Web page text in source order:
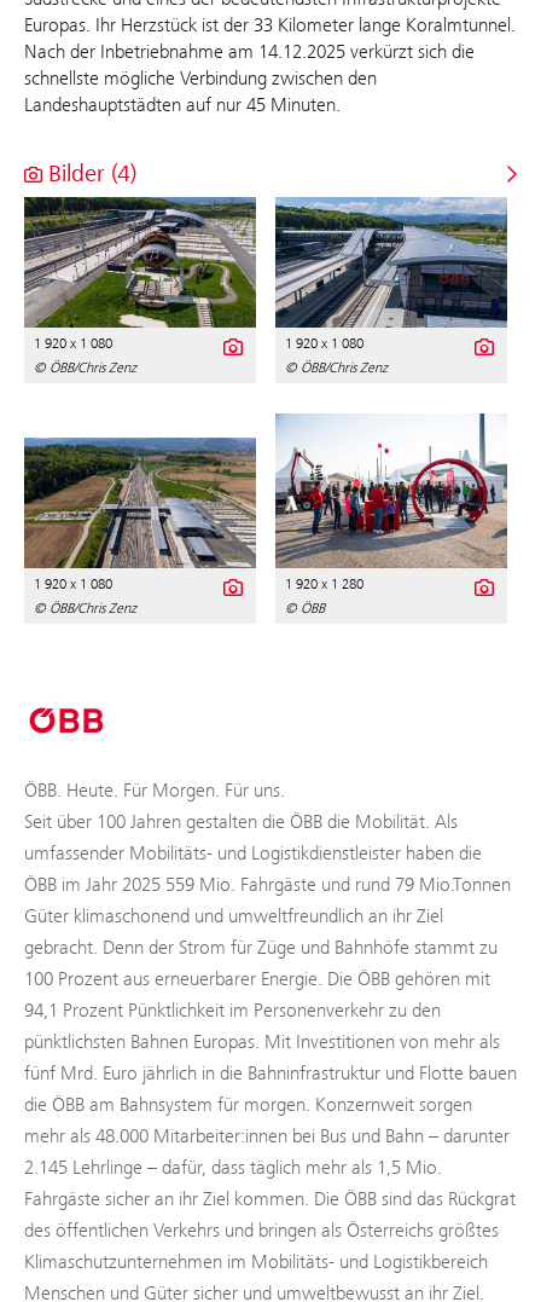
Europas. Ihr Herzstück ist der 33 Kilometer lange Koralmtunnel.
Nach der Inbetriebnahme am 14.12.2025 verkürzt sich die
schnellste mögliche Verbindung zwischen den
Landeshauptstädten auf nur 45 Minuten.
Bilder (4)
1 920 x 1 080
© ÖBB/Chris Zenz
1 920 x 1 080
© ÖBB/Chris Zenz
1 920 x 1 080
© ÖBB/Chris Zenz
1 920 x 1 280
© ÖBB
ÖBB. Heute. Für Morgen. Für uns.
Seit über 100 Jahren gestalten die ÖBB die Mobilität. Als
umfassender Mobilitäts- und Logistikdienstleister haben die
ÖBB im Jahr 2025 559 Mio. Fahrgäste und rund 79 Mio.Tonnen
Güter klimaschonend und umweltfreundlich an ihr Ziel
gebracht. Denn der Strom für Züge und Bahnhöfe stammt zu
100 Prozent aus erneuerbarer Energie. Die ÖBB gehören mit
94,1 Prozent Pünktlichkeit im Personenverkehr zu den
pünktlichsten Bahnen Europas. Mit Investitionen von mehr als
fünf Mrd. Euro jährlich in die Bahninfrastruktur und Flotte bauen
die ÖBB am Bahnsystem für morgen. Konzernweit sorgen
mehr als 48.000 Mitarbeiter:innen bei Bus und Bahn – darunter
2.145 Lehrlinge – dafür, dass täglich mehr als 1,5 Mio.
Fahrgäste sicher an ihr Ziel kommen. Die ÖBB sind das Rückgrat
des öffentlichen Verkehrs und bringen als Österreichs größtes
Klimaschutzunternehmen im Mobilitäts- und Logistikbereich
Menschen und Güter sicher und umweltbewusst an ihr Ziel.